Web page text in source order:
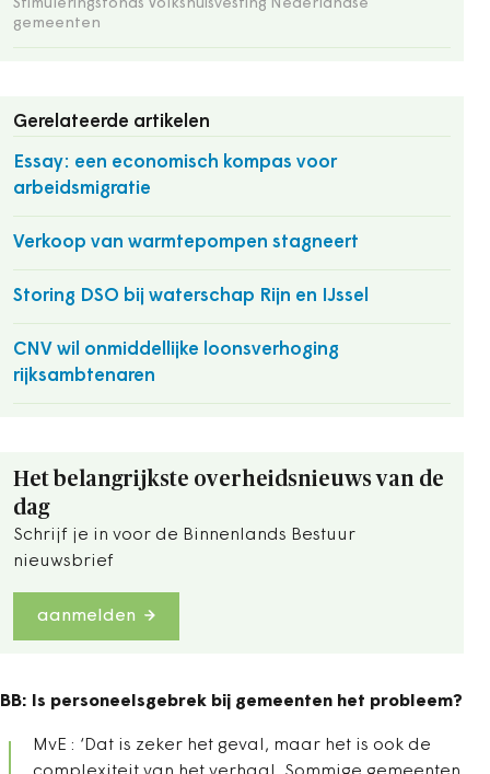
Stimuleringsfonds Volkshuisvesting Nederlandse
gemeenten
Gerelateerde artikelen
Essay: een economisch kompas voor
arbeidsmigratie
Verkoop van warmtepompen stagneert
Storing DSO bij waterschap Rijn en IJssel
CNV wil onmiddellijke loonsverhoging
rijksambtenaren
Het belangrijkste overheidsnieuws van de
dag
Schrijf je in voor de Binnenlands Bestuur
nieuwsbrief
aanmelden
BB: Is personeelsgebrek bij gemeenten het probleem?
MvE : ‘Dat is zeker het geval, maar het is ook de